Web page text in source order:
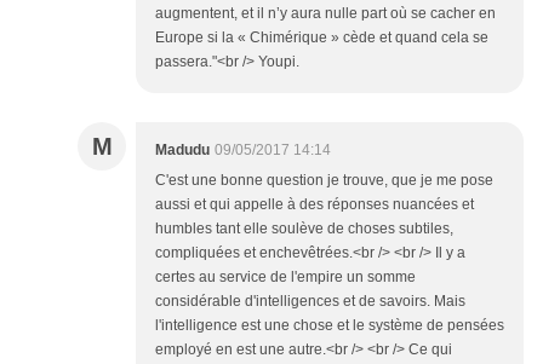
augmentent, et il n’y aura nulle part où se cacher en
Europe si la « Chimérique » cède et quand cela se
passera."<br /> Youpi.
M Madudu 09/05/2017 14:14
C'est une bonne question je trouve, que je me pose
aussi et qui appelle à des réponses nuancées et
humbles tant elle soulève de choses subtiles,
compliquées et enchevêtrées.<br /> <br /> Il y a
certes au service de l'empire un somme
considérable d'intelligences et de savoirs. Mais
l'intelligence est une chose et le système de pensées
employé en est une autre.<br /> <br /> Ce qui